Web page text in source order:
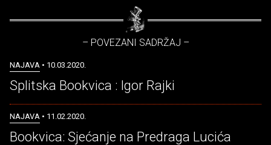
– POVEZANI SADRŽAJ –
NAJAVA • 10.03.2020.
Splitska Bookvica : Igor Rajki
NAJAVA • 11.02.2020.
Bookvica: Sjećanje na Predraga Lucića